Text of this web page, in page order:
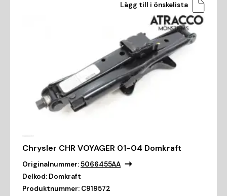
Lägg till i önskelista
Chrysler CHR VOYAGER 01-04 Domkraft
Originalnummer:5066455AA
Delkod: Domkraft
Produktnummer: C919572